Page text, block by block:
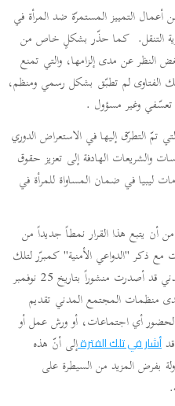
أعمال التمييز المستمرّة ضد المرأة في
التنقل. كما حذّر بشكلٍ خاص من
النظر عن مدى إلزامها، والتي تمنع
الفتاوى لم تطبّق بشكل رسمي ومنظم،
وغير مسؤول .
تمّ التطرّق إليها في الاستعراض الدوري
والشريعات الهادفة إلى تعزيز حقوق
ليبيا في ضمان المساواة للمرأة في
أن يتبع هذا القرار نمطاً جديداً من
مع ذكر "الدواعي الأمنية" كمبرّر لتلك
القيود. إذ كانت وزارة الثقافة والمجتمع المدني قد أصدرت منشوراً بتاريخ 25 نوفمبر
لدى منظمات المجتمع المدني تقديم
أي اجتماعات، أو ورش عمل أو
أشار في تلك الفترةإلى أنّ هذه
بفرض المزيد من السيطرة على